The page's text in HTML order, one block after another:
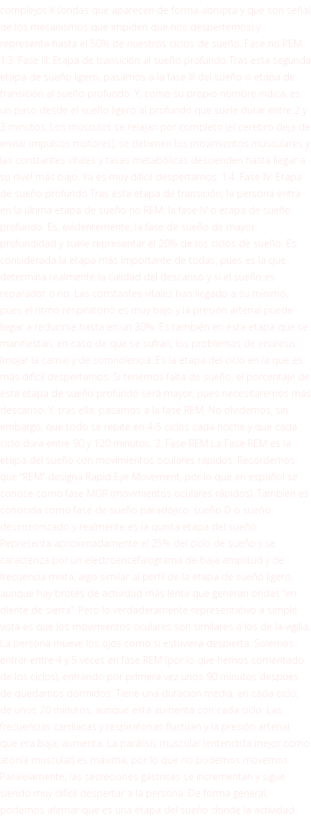
complejos K (ondas que aparecen de forma abrupta y que son señal
de los mecanismos que impiden que nos despertemos) y
representa hasta el 50% de nuestros ciclos de sueño. Fase no REM
1.3. Fase III: Etapa de transición al sueño profundo Tras esta segunda
etapa de sueño ligero, pasamos a la fase III del sueño o etapa de
transición al sueño profundo. Y, como su propio nombre indica, es
un paso desde el sueño ligero al profundo que suele durar entre 2 y
3 minutos. Los músculos se relajan por completo (el cerebro deja de
enviar impulsos motores), se detienen los movimientos musculares y
las constantes vitales y tasas metabólicas descienden hasta llegar a
su nivel más bajo. Ya es muy difícil despertarnos. 1.4. Fase IV: Etapa
de sueño profundo Tras esta etapa de transición, la persona entra
en la última etapa de sueño no REM: la fase IV o etapa de sueño
profundo. Es, evidentemente, la fase de sueño de mayor
profundidad y suele representar el 20% de los ciclos de sueño. Es
considerada la etapa más importante de todas, pues es la que
determina realmente la calidad del descanso y si el sueño es
reparador o no. Las constantes vitales han llegado a su mínimo,
pues el ritmo respiratorio es muy bajo y la presión arterial puede
llegar a reducirse hasta en un 30%. Es también en esta etapa que se
manifiestan, en caso de que se sufran, los problemas de enuresis
(mojar la cama) y de somnolencia. Es la etapa del ciclo en la que es
más difícil despertarnos. Si tenemos falta de sueño, el porcentaje de
esta etapa de sueño profundo será mayor, pues necesitaremos más
descanso. Y, tras ella, pasamos a la fase REM. No olvidemos, sin
embargo, que todo se repite en 4-5 ciclos cada noche y que cada
ciclo dura entre 90 y 120 minutos. 2. Fase REM La Fase REM es la
etapa del sueño con movimientos oculares rápidos. Recordemos
que “REM” designa Rapid Eye Movement, por lo que en español se
conoce como fase MOR (movimientos oculares rápidos). También es
conocida como fase de sueño paradójico, sueño D o sueño
desincronizado y realmente es la quinta etapa del sueño.
Representa aproximadamente el 25% del ciclo de sueño y se
caracteriza por un electroencefalograma de baja amplitud y de
frecuencia mixta, algo similar al perfil de la etapa de sueño ligero,
aunque hay brotes de actividad más lenta que generan ondas “en
diente de sierra”. Pero lo verdaderamente representativo a simple
vista es que los movimientos oculares son similares a los de la vigilia.
La persona mueve los ojos como si estuviera despierta. Solemos
entrar entre 4 y 5 veces en fase REM (por lo que hemos comentado
de los ciclos), entrando por primera vez unos 90 minutos después
de quedarnos dormidos. Tiene una duración media, en cada ciclo,
de unos 20 minutos, aunque esta aumenta con cada ciclo. Las
frecuencias cardiacas y respiratorias fluctúan y la presión arterial,
que era baja, aumenta. La parálisis muscular (entendida mejor como
atonía muscular) es máxima, por lo que no podemos movernos.
Paralelamente, las secreciones gástricas se incrementan y sigue
siendo muy difícil despertar a la persona. De forma general,
podemos afirmar que es una etapa del sueño donde la actividad